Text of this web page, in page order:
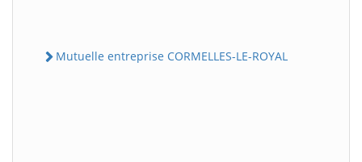
Mutuelle entreprise CORMELLES-LE-ROYAL